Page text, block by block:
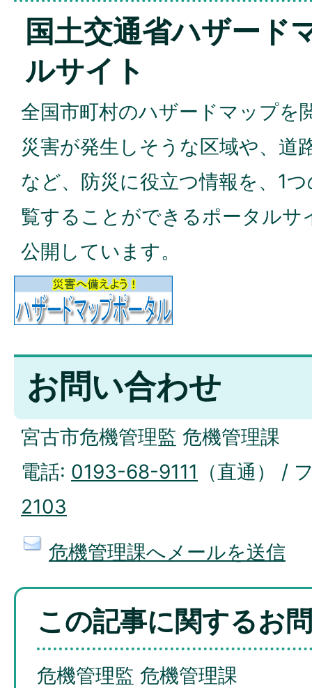
国土交通省ハザード
ルサイト
全国市町村のハザードマップを
災害が発生しそうな区域や、道
など、防災に役立つ情報を、1
覧することができるポータルサ
公開しています。
お問い合わせ
宮古市危機管理監 危機管理課
電話: 0193-68-9111 （直通） /
2103
危機管理課へメールを送信
この記事に関するお
危機管理監 危機管理課